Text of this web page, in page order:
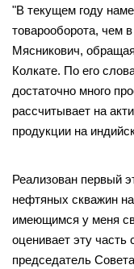
"В текущем году
товарооборота, чем
Мясникович,
Колкате. По его
достаточно много
рассчитывает на
продукции на
Реализован первый
нефтяных скважин
имеющимся у меня
оценивает эту часть
председатель